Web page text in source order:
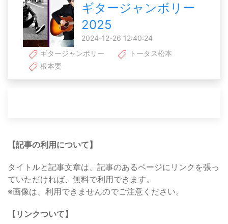
ギタージャンボリー
2025
2024-12-26 12:40:24
ギタージャンボリー
トータス松本
根本要
【記事の利用について】
タイトルと記事文章は、記事のあるページにリンクを張っ
ていただければ、無料で利用できます。
※画像は、利用できませんのでご注意ください。
【リンクついて】